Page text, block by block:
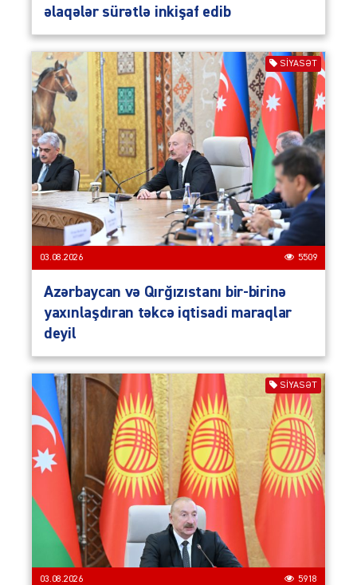
əlaqələr sürətlə inkişaf edib
SIYASƏT
03.08.2026 5509
Azərbaycan və Qırğızıstanı bir-birinə
yaxınlaşdıran təkcə iqtisadi maraqlar
deyil
SIYASƏT
03.08.2026 5918